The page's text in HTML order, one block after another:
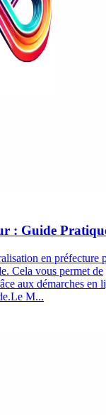
: Guide
en préfecture
Cela vous permet de
aux démarches en
M...